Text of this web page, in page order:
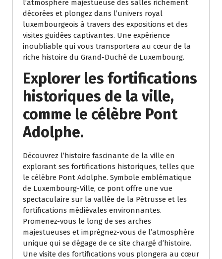
l’atmosphère majestueuse des salles richement
décorées et plongez dans l’univers royal
luxembourgeois à travers des expositions et des
visites guidées captivantes. Une expérience
inoubliable qui vous transportera au cœur de la
riche histoire du Grand-Duché de Luxembourg.
Explorer les fortifications
historiques de la ville,
comme le célèbre Pont
Adolphe.
Découvrez l’histoire fascinante de la ville en
explorant ses fortifications historiques, telles que
le célèbre Pont Adolphe. Symbole emblématique
de Luxembourg-Ville, ce pont offre une vue
spectaculaire sur la vallée de la Pétrusse et les
fortifications médiévales environnantes.
Promenez-vous le long de ses arches
majestueuses et imprégnez-vous de l’atmosphère
unique qui se dégage de ce site chargé d’histoire.
Une visite des fortifications vous plongera au cœur